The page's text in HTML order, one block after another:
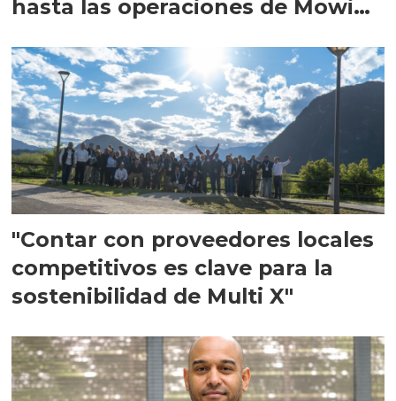
hasta las operaciones de Mowi
"Contar con proveedores locales
competitivos es clave para la
sostenibilidad de Multi X"